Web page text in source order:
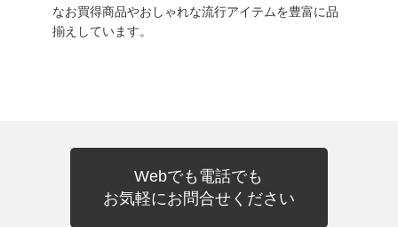
なお買得商品やおしゃれな流行アイテムを豊富に品
揃えしています。
Webでも電話でも
お気軽にお問合せください